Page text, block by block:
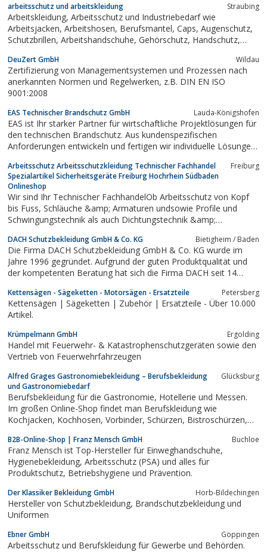
arbeitsschutz und arbeitskleidung Straubing
Arbeitskleidung, Arbeitsschutz und Industriebedarf wie
Arbeitsjacken, Arbeitshosen, Berufsmantel, Caps, Augenschutz,
Schutzbrillen, Arbeitshandschuhe, Gehörschutz, Handschutz,
DeuZert GmbH Wildau
Zertifizierung von Managementsystemen und Prozessen nach
anerkannten Normen und Regelwerken, z.B. DIN EN ISO
9001:2008
EAS Technischer Brandschutz GmbH Lauda-Königshofen
EAS ist Ihr starker Partner für wirtschaftliche Projektlösungen für
den technischen Brandschutz. Aus kundenspezifischen
Anforderungen entwickeln und fertigen wir individuelle Lösungen
Produkte wurden in einer Vielzahl von Brandprüfungen bestätigt;
die Verwendbarkeit ist...
Arbeitsschutz Arbeitsschutzkleidung Technischer Fachhandel
Spezialartikel Sicherheitsgeräte Freiburg Hochrhein Südbaden
Onlineshop
Freiburg
Wir sind Ihr Technischer FachhandelOb Arbeitsschutz von Kopf
bis Fuss, Schläuche &amp; Armaturen undsowie Profile und
Schwingungstechnik als auch Dichtungstechnik &amp;
und Wartungsprodukte, Kunststoffhalbzeuge oder
Industriebedarf, wir, Ihr kompetenter und...
DACH Schutzbekleidung GmbH & Co. KG Bietigheim / Baden
Die Firma DACH Schutzbekleidung GmbH & Co. KG wurde im
Jahre 1996 gegründet. Aufgrund der guten Produktqualität und
der kompetenten Beratung hat sich die Firma DACH seit 14
sowohl in- als auch ausländische Firmen aus Industrie,
Fachhandel und dem Klinikbereich zu...
Kettensägen - Sägeketten - Motorsägen - Ersatzteile Petersberg
Kettensägen | Sägeketten | Zubehör | Ersatzteile - Über 10.000
Artikel.
Krümpelmann GmbH Ergolding
Handel mit Feuerwehr- & Katastrophenschutzgeräten sowie den
Vertrieb von Feuerwehrfahrzeugen
Alfred Grages Gastronomiebekleidung – Berufsbekleidung
und Gastronomiebedarf
Glücksburg
Berufsbekleidung für die Gastronomie, Hotellerie und Messen.
Im großen Online-Shop findet man Berufskleidung wie
Kochjacken, Kochhosen, Vorbinder, Schürzen, Bistroschürzen,
B2B-Online-Shop | Franz Mensch GmbH Buchloe
Franz Mensch ist Top-Hersteller für Einweghandschuhe,
Hygienebekleidung, Arbeitsschutz (PSA) und alles für
Produktschutz, Betriebshygiene und Prävention.
Der Klassiker Bekleidung GmbH Horb-Bildechingen
Hersteller von Schutzbekleidung, Brandschutzbekleidung und
Uniformen
Ebner GmbH Göppingen
Arbeitsschutz und Berufskleidung für Gewerbe und Behörden.